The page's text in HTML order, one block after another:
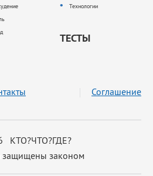
Технологии
ТЕСТЫ
КТО?ЧТО?ГДЕ?
защищены законом
Соглашение